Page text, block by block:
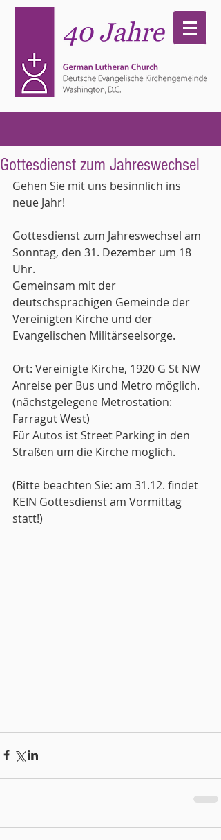
Gottesdienst zum Jahreswechsel
Gehen Sie mit uns besinnlich ins
neue Jahr!
Gottesdienst zum Jahreswechsel am
Sonntag, den 31. Dezember um 18
Uhr.
Gemeinsam mit der
deutschsprachigen Gemeinde der
Vereinigten Kirche und der
Evangelischen Militärseelsorge.
Ort: Vereinigte Kirche, 1920 G St NW
Anreise per Bus und Metro möglich.
(nächstgelegene Metrostation:
Farragut West)
Für Autos ist Street Parking in den
Straßen um die Kirche möglich.
(Bitte beachten Sie: am 31.12. findet
KEIN Gottesdienst am Vormittag
statt!)